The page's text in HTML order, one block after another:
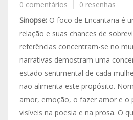
0 comentários
0 resenhas
Sinopse:O foco de Encantaria é
relação e suas chances de
referências concentram-se no
narrativas demostram uma
estado sentimental de cada
não alimenta este propósito.
amor, emoção, o fazer amor e o
visíveis na poesia e na prosa. O